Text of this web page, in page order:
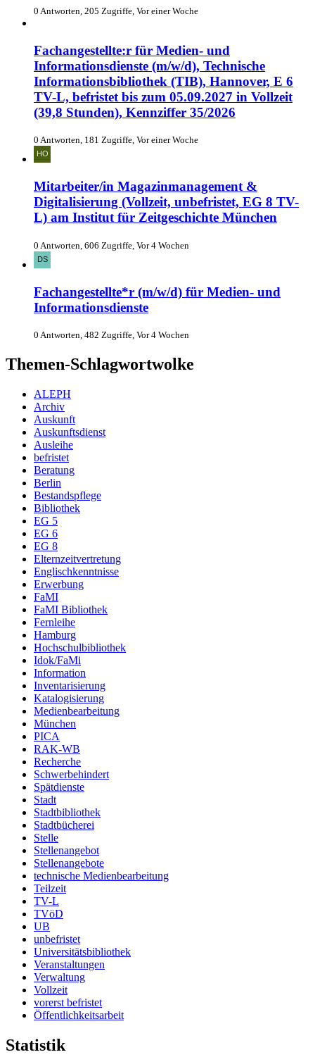
0 Antworten, 205 Zugriffe, Vor einer Woche
Fachangestellte:r für Medien- und
Informationsdienste (m/w/d), Technische
Informationsbibliothek (TIB), Hannover, E 6
TV-L, befristet bis zum 05.09.2027 in Vollzeit
(39,8 Stunden), Kennziffer 35/2026
0 Antworten, 181 Zugriffe, Vor einer Woche
Mitarbeiter/in Magazinmanagement &
Digitalisierung (Vollzeit, unbefristet, EG 8 TV-
L) am Institut für Zeitgeschichte München
0 Antworten, 606 Zugriffe, Vor 4 Wochen
Fachangestellte*r (m/w/d) für Medien- und
Informationsdienste
0 Antworten, 482 Zugriffe, Vor 4 Wochen
Themen-Schlagwortwolke
ALEPH
Archiv
Auskunft
Auskunftsdienst
Ausleihe
befristet
Beratung
Berlin
Bestandspflege
Bibliothek
EG 5
EG 6
EG 8
Elternzeitvertretung
Englischkenntnisse
Erwerbung
FaMI
FaMI Bibliothek
Fernleihe
Hamburg
Hochschulbibliothek
Idok/FaMi
Information
Inventarisierung
Katalogisierung
Medienbearbeitung
München
PICA
RAK-WB
Recherche
Schwerbehindert
Spätdienste
Stadt
Stadtbibliothek
Stadtbücherei
Stelle
Stellenangebot
Stellenangebote
technische Medienbearbeitung
Teilzeit
TV-L
TVöD
UB
unbefristet
Universitätsbibliothek
Veranstaltungen
Verwaltung
Vollzeit
vorerst befristet
Öffentlichkeitsarbeit
Statistik